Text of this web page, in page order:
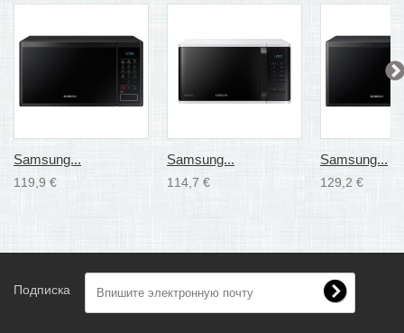
Samsung...
119,9 €
Samsung...
114,7 €
Samsung...
129,2 €
Подписка